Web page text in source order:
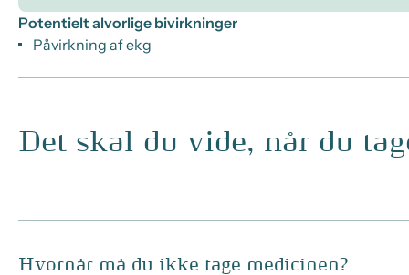
Potentielt alvorlige bivirkninger
Påvirkning af ekg
Det skal du vide, når du
Hvornår må du ikke tage medicinen?